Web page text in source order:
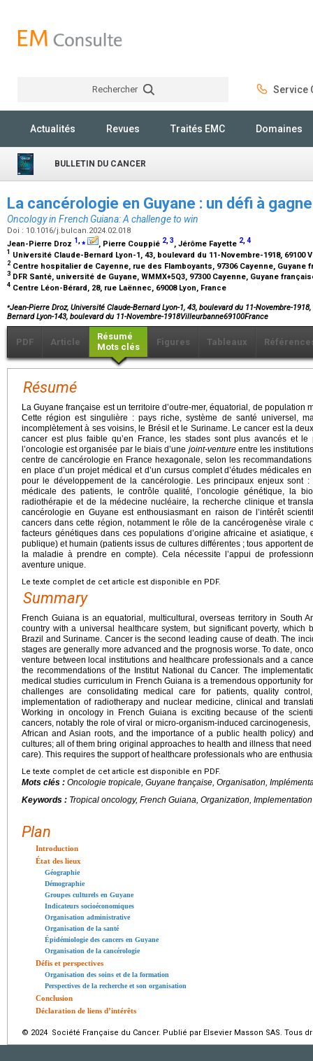
Rechercher Service
Actualités Revues Traités EMC Domaines
BULLETIN DU CANCER
La cancérologie en Guyane : un défi à
Oncology in French Guiana: A challenge to win
Doi : 10.1016/j.bulcan.2024.02.018
Jean-Pierre Droz 1,⁎ , Pierre Couppié 2,3, Jérôme Fayette 2,4
1 Université Claude-Bernard Lyon-1, 43, boulevard du 11-Novembre-1918, 69100
2 Centre hospitalier de Cayenne, rue des Flamboyants, 97306 Cayenne, Guyane
3 DFR Santé, université de Guyane, WMMX+5Q3, 97300 Cayenne, Guyane
4 Centre Léon-Bérard, 28, rue Laënnec, 69008 Lyon, France
⁎Jean-Pierre Droz, Université Claude-Bernard Lyon-1, 43, boulevard du 11-Novembre-
Bernard Lyon-143, boulevard du 11-Novembre-1918Villeurbanne69100France
PDF Article
Résumé
Mots clés
Figures Tableaux
Résumé
La Guyane française est un territoire d’outre-mer, équatorial, de population
Cette région est singulière : pays riche, système de santé universel,
incomplètement à ses voisins, le Brésil et le Suriname. Le cancer est la
cancer est plus faible qu’en France, les stades sont plus avancés et le
l’oncologie est organisée par le biais d’une joint-ventureentre les
centre de cancérologie en France hexagonale, selon les
en place d’un projet médical et d’un cursus complet d’études médicales
pour le développement de la cancérologie. Les principaux enjeux sont
médicale des patients, le contrôle qualité, l’oncologie génétique, la
radiothérapie et de la médecine nucléaire, la recherche clinique et
cancérologie en Guyane est enthousiasmant en raison de l’intérêt
cancers dans cette région, notamment le rôle de la cancérogenèse virale
facteurs génétiques dans ces populations d’origine africaine et asiatique,
publique) et humain (patients issus de cultures différentes ; tous apportent
la maladie à prendre en compte). Cela nécessite l’appui de
aventure unique.
Le texte complet de cet article est disponible en PDF.
Summary
French Guiana is an equatorial, multicultural, overseas territory in South
country with a universal healthcare system, but significant poverty, which
Brazil and Suriname. Cancer is the second leading cause of death. The
stages are generally more advanced and the prognosis worse. To date,
venture between local institutions and healthcare professionals and a
the recommendations of the Institut National du Cancer. The
medical studies curriculum in French Guiana is a tremendous opportunity
challenges are consolidating medical care for patients, quality
implementation of radiotherapy and nuclear medicine, clinical and
Working in oncology in French Guiana is exciting because of the
cancers, notably the role of viral or micro-organism-induced
African and Asian roots, and the importance of a public health policy)
cultures; all of them bring original approaches to health and illness that
care). This requires the support of healthcare professionals who are
Le texte complet de cet article est disponible en PDF.
Mots clés : Oncologie tropicale, Guyane française, Organisation,
Keywords : Tropical oncology, French Guiana, Organization, Implementation
Plan
Introduction
État des lieux
Géographie
Démographie
Groupes culturels en Guyane
Indicateurs socioéconomiques
Organisation administrative
Organisation de la santé
Épidémiologie des cancers en Guyane
Organisation de la cancérologie
Défis et perspectives
Organisation des soins et de la formation
Perspectives de la recherche et son organisation
Conclusion
Déclaration de liens d’intérêts
© 2024 Société Française du Cancer. Publié par Elsevier Masson SAS. Tous